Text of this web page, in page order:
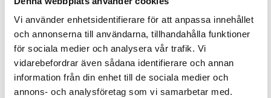
Vi använder enhetsidentifierare för att anpassa innehållet
och annonserna till användarna, tillhandahålla funktioner
för sociala medier och analysera vår trafik. Vi
vidarebefordrar även sådana identifierare och annan
information från din enhet till de sociala medier och
annons- och analysföretag som vi samarbetar med.
Skyddsklass: IP22
Mått LxBxH: 480x450x655 mm
Vikt: 30 kg